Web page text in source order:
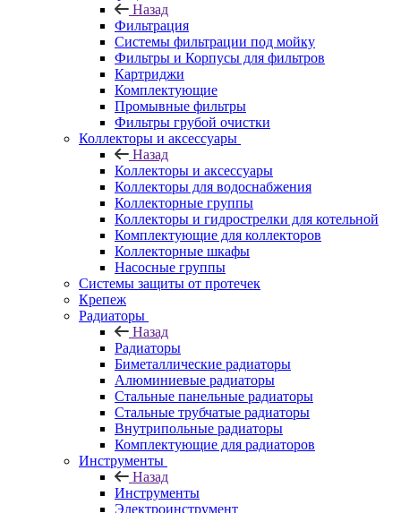
Назад
Фильтрация
Системы фильтрации под мойку
Фильтры и Корпусы для фильтров
Картриджи
Комплектующие
Промывные фильтры
Фильтры грубой очистки
Коллекторы и аксессуары
Назад
Коллекторы и аксессуары
Коллекторы для водоснабжения
Коллекторные группы
Коллекторы и гидрострелки для котельной
Комплектующие для коллекторов
Коллекторные шкафы
Насосные группы
Системы защиты от протечек
Крепеж
Радиаторы
Назад
Радиаторы
Биметаллические радиаторы
Алюминиевые радиаторы
Стальные панельные радиаторы
Стальные трубчатые радиаторы
Внутрипольные радиаторы
Комплектующие для радиаторов
Инструменты
Назад
Инструменты
Электроинструмент